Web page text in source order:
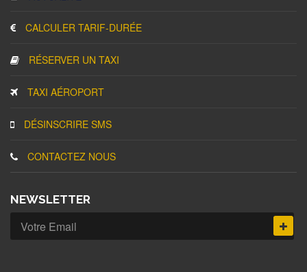
CALCULER TARIF-DURÉE
RÉSERVER UN TAXI
TAXI AÉROPORT
DÉSINSCRIRE SMS
CONTACTEZ NOUS
NEWSLETTER